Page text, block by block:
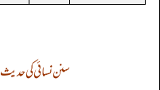
سنن نسائی کی حدیث نمبر 4353 کے